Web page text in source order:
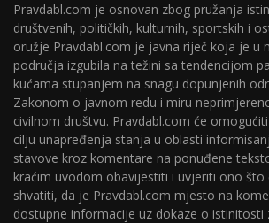
Pravdabl.com je osnovan zbog pružanja
društvenih, političkih, kulturnih, sportskih i
oružje Pravdabl.com je javna riječ koja je u
područja izgubila na težini sa tendencijom
kućama stupanjem na snagu dopunjenih
Zakonom o javnom redu i miru
civilnom društvu. Pravdabl.com će
cilju unapređenja stanja u oblasti
stavove kroz komentare na ponuđene
kraćim uvodom obavijestiti i uvjeriti ono što
shvatiti, da je Pravdabl.com mjesto na
dostupne informacije uz dokaze o istinitosti